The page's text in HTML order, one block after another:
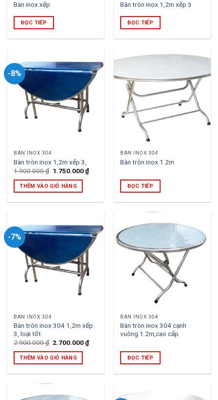
Bàn inox xếp
ĐỌC TIẾP
Bàn tròn inox 1,2m xếp 3
ĐỌC TIẾP
-8%
BÀN INOX 304
Bàn tròn inox 1,2m xếp 3,
1.900.000₫ Giá
là:
1.900.000 ₫.
1.750.000₫Giá
THÊM VÀO GIỎ HÀNG
BÀN INOX 304
Bàn tròn inox 1.2m
ĐỌC TIẾP
-7%
BÀN INOX 304
Bàn tròn inox 304 1,2m xếp
3, loại tốt
2.900.000₫ Giá
là:
2.900.000 ₫.
2.700.000₫Giá
THÊM VÀO GIỎ HÀNG
BÀN INOX 304
Bàn tròn inox 304 cạnh
vuông 1.2m,cao cấp
ĐỌC TIẾP